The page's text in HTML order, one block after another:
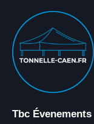
Tbc Évenements